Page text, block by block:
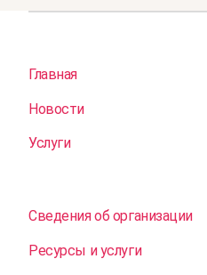
Главная
Новости
Услуги
Сведения об организации
Ресурсы и услуги